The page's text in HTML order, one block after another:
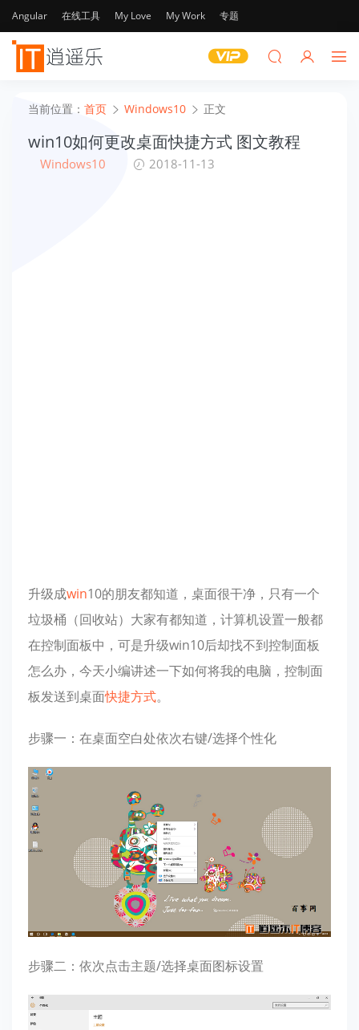
Angular 在线工具 My Love My Work 专题
当前位置： 首页 Windows10 正文
win10如何更改桌面快捷方式 图文教程
Windows10 2018-11-13
升级成win10的朋友都知道，桌面很干净，只有一个
垃圾桶（回收站）大家有都知道，计算机设置一般都
在控制面板中，可是升级win10后却找不到控制面板
怎么办，今天小编讲述一下如何将我的电脑，控制面
板发送到桌面快捷方式。
步骤一：在桌面空白处依次右键/选择个性化
步骤二：依次点击主题/选择桌面图标设置